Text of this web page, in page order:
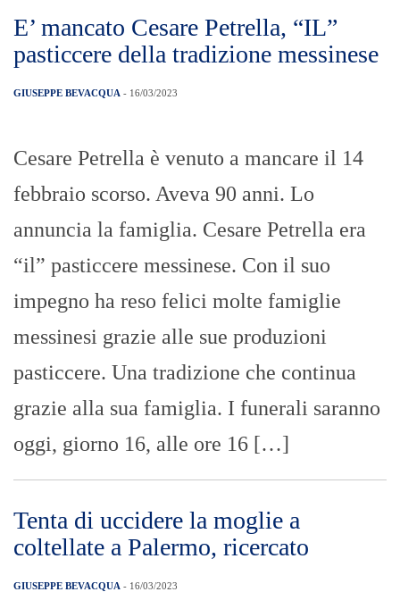
E’ mancato Cesare Petrella, “IL”
pasticcere della tradizione messinese
GIUSEPPE BEVACQUA - 16/03/2023
Cesare Petrella è venuto a mancare il 14
febbraio scorso. Aveva 90 anni. Lo
annuncia la famiglia. Cesare Petrella era
“il” pasticcere messinese. Con il suo
impegno ha reso felici molte famiglie
messinesi grazie alle sue produzioni
pasticcere. Una tradizione che continua
grazie alla sua famiglia. I funerali saranno
oggi, giorno 16, alle ore 16 […]
Tenta di uccidere la moglie a
coltellate a Palermo, ricercato
GIUSEPPE BEVACQUA - 16/03/2023